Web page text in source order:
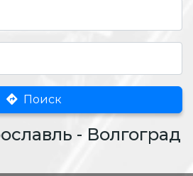
Поиск
- Волгоград